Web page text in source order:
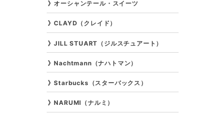
オーシャンテール・スイーツ
CLAYD（クレイド）
JILL STUART（ジルスチュアート）
Nachtmann（ナハトマン）
Starbucks（スターバックス）
NARUMI（ナルミ）